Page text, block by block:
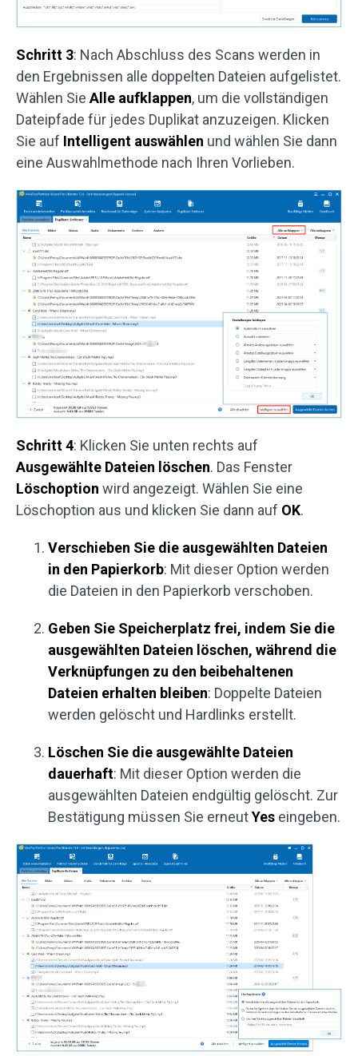
Schritt 3: Nach Abschluss des Scans werden in
den Ergebnissen alle doppelten Dateien aufgelistet.
Wählen Sie Alle aufklappen, um die vollständigen
Dateipfade für jedes Duplikat anzuzeigen. Klicken
Sie auf Intelligent auswählen und wählen Sie dann
eine Auswahlmethode nach Ihren Vorlieben.
Schritt 4: Klicken Sie unten rechts auf
Ausgewählte Dateien löschen. Das Fenster
Löschoption wird angezeigt. Wählen Sie eine
Löschoption aus und klicken Sie dann auf OK.
Verschieben Sie die ausgewählten Dateien
in den Papierkorb: Mit dieser Option werden
die Dateien in den Papierkorb verschoben.
Geben Sie Speicherplatz frei, indem Sie die
ausgewählten Dateien löschen, während die
Verknüpfungen zu den beibehaltenen
Dateien erhalten bleiben: Doppelte Dateien
werden gelöscht und Hardlinks erstellt.
Löschen Sie die ausgewählte Dateien
dauerhaft: Mit dieser Option werden die
ausgewählten Dateien endgültig gelöscht. Zur
Bestätigung müssen Sie erneutYes eingeben.